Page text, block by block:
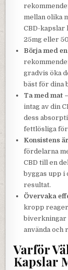
mellan olika
CBD-kapslar
25mg eller
Börja med
gradvis öka
bäst för dina
Ta med mat –
intag av din
dess
fettlösliga
Konsistens
fördelarna
CBD till en
byggas upp i
resultat.
Övervaka
kropp
biverkningar
använda och
Varför
Kapslar